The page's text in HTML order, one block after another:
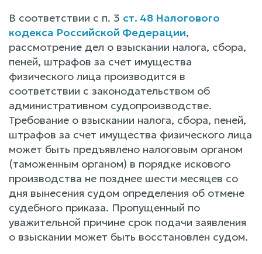
В соответствии с п. 3 ст. 48 Налогового
кодекса Российской Федерации,
рассмотрение дел о взыскании налога, сбора,
пеней, штрафов за счет имущества
физического лица производится в
соответствии с законодательством об
административном судопроизводстве.
Требование о взыскании налога, сбора, пеней,
штрафов за счет имущества физического лица
может быть предъявлено налоговым органом
(таможенным органом) в порядке искового
производства не позднее шести месяцев со
дня вынесения судом определения об отмене
судебного приказа. Пропущенный по
уважительной причине срок подачи заявления
о взыскании может быть восстановлен судом.